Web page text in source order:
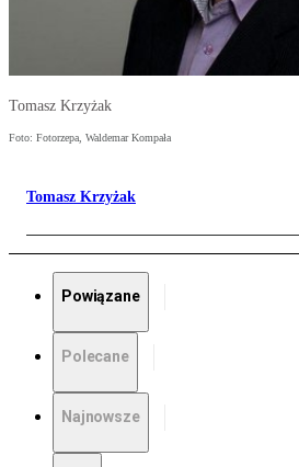
Tomasz Krzyżak
Foto: Fotorzepa, Waldemar Kompała
Tomasz Krzyżak
Powiązane
Polecane
Najnowsze